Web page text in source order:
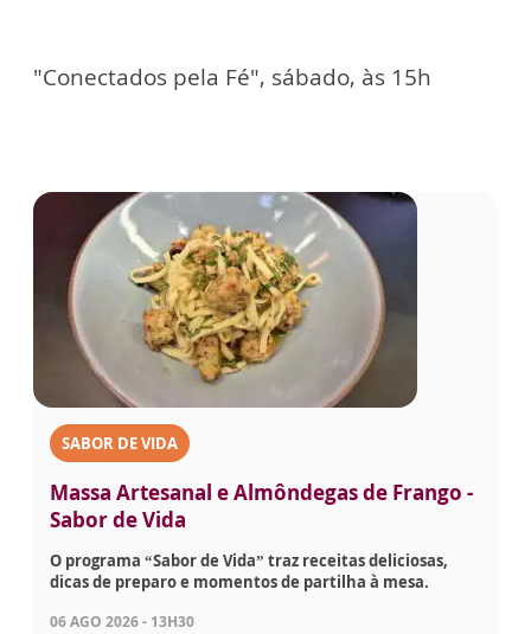
"Conectados pela Fé", sábado, às 15h
SABOR DE VIDA
Massa Artesanal e Almôndegas de Frango -
Sabor de Vida
O programa “Sabor de Vida” traz receitas deliciosas,
dicas de preparo e momentos de partilha à mesa.
06 AGO 2026 - 13H30